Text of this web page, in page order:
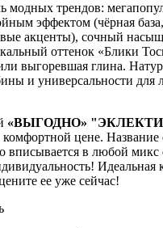
модных трендов:
эффектом (чёрная
акценты), сочный
оттенок «Блики
выгоревшая глина.
и универсальности для
«ВЫГОДНО»
цене. Название
вписывается в любой микс
Идеальная
ее уже сейчас!